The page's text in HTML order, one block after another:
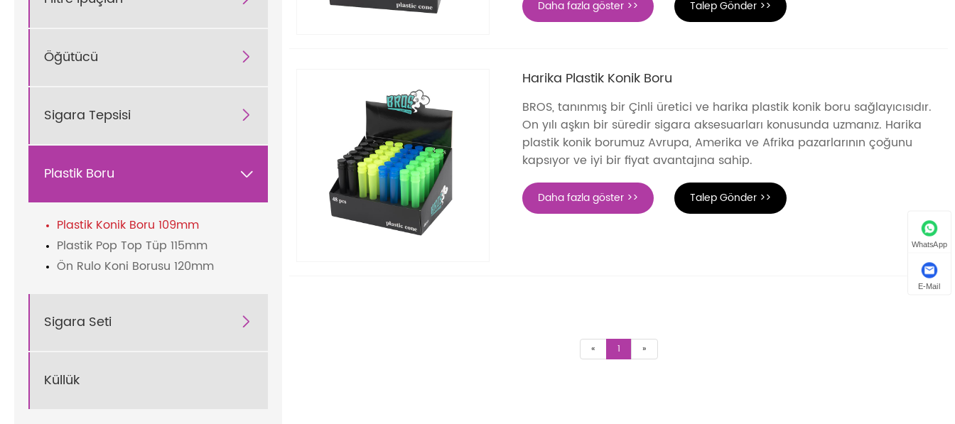
Öğütücü 
Sigara Tepsisi 
Plastik Boru 
Plastik Konik Boru 109mm
Plastik Pop Top Tüp 115mm
Ön Rulo Koni Borusu 120mm
Sigara Seti 
Küllük
Daha fazla göster >> Talep Gönder >>
Harika Plastik Konik Boru
BROS, tanınmış bir Çinli üretici ve harika plastik konik boru sağlayıcısıdır.
On yılı aşkın bir süredir sigara aksesuarları konusunda uzmanız. Harika
plastik konik borumuz Avrupa, Amerika ve Afrika pazarlarının çoğunu
kapsıyor ve iyi bir fiyat avantajına sahip.
Daha fazla göster >> Talep Gönder >>
« 1 »
WhatsApp
E-Mail